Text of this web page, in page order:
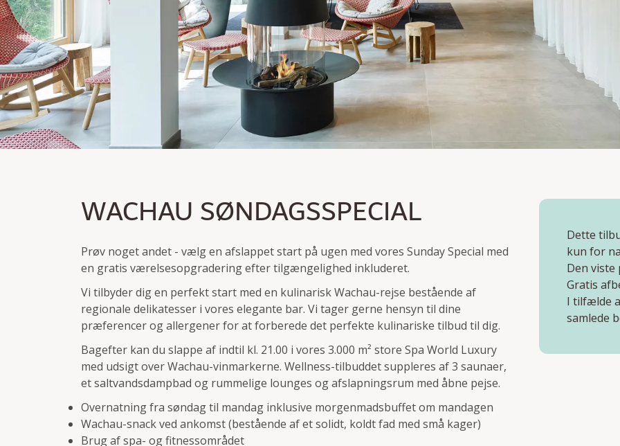
Overnatning fra søndag til mandag inklusive morgenmadsbuffet om mandagen
Brug af spa- og fitnessområdet
WACHAU SØNDAGSSPECIAL
Prøv noget andet - vælg en afslappet start på ugen med vores Sunday Special med
en gratis værelsesopgradering efter tilgængelighed inkluderet.
Vi tilbyder dig en perfekt start med en kulinarisk Wachau-rejse bestående af
regionale delikatesser i vores elegante bar. Vi tager gerne hensyn til dine
præferencer og allergener for at forberede det perfekte kulinariske tilbud til dig.
Bagefter kan du slappe af indtil kl. 21.00 i vores 3.000 m² store Spa World Luxury
med udsigt over Wachau-vinmarkerne. Wellness-tilbuddet suppleres af 3 saunaer,
et saltvandsdampbad og rummelige lounges og afslapningsrum med åbne pejse.
Overnatning fra søndag til mandag inklusive morgenmadsbuffet om mandagen
Wachau-snack ved ankomst (bestående af et solidt, koldt fad med små kager)
Brug af spa- og fitnessområdet
Dette
kun for
Den
Gratis
I tilfælde
samlede